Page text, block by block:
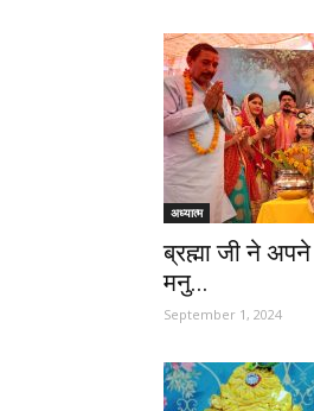
अध्यात्म
ब्रह्मा जी ने
मनु...
September 1, 2024